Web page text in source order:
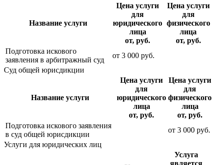
Название услуги
Цена услуги
для
юридического
лица
от, руб.
Цена услуги
для
физического
лица
от, руб.
Подготовка искового
заявления в арбитражный суд
от 3 000 руб.
Суд общей юрисдикции
Название услуги
Цена услуги
для
юридического
лица
от, руб.
Цена услуги
для
физического
лица
от, руб.
Подготовка искового заявления
в суд общей юрисдикции
от 3 000 руб.
Услуги для юридических лиц
Услуга
является